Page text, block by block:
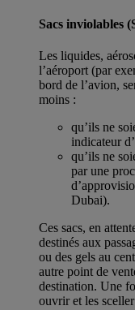
Sacs inviolables
Les liquides,
l’aéroport (par
bord de l’avion,
moins :
qu’ils ne
indicateur
qu’ils ne
par une
Dubai).
Ces sacs, en
destinés aux
ou des gels au
autre point de
destination. Une
ouvrir et les